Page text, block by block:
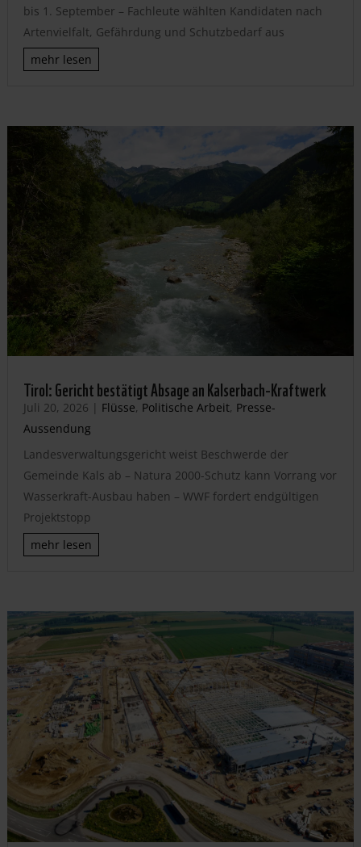
bis 1. September – Fachleute wählten Kandidaten nach
Artenvielfalt, Gefährdung und Schutzbedarf aus
mehr lesen
Tirol: Gericht bestätigt Absage an Kalserbach-Kraftwerk
Juli 20, 2026 | Flüsse, Politische Arbeit, Presse-
Aussendung
Landesverwaltungsgericht weist Beschwerde der
Gemeinde Kals ab – Natura 2000-Schutz kann Vorrang vor
Wasserkraft-Ausbau haben – WWF fordert endgültigen
Projektstopp
mehr lesen